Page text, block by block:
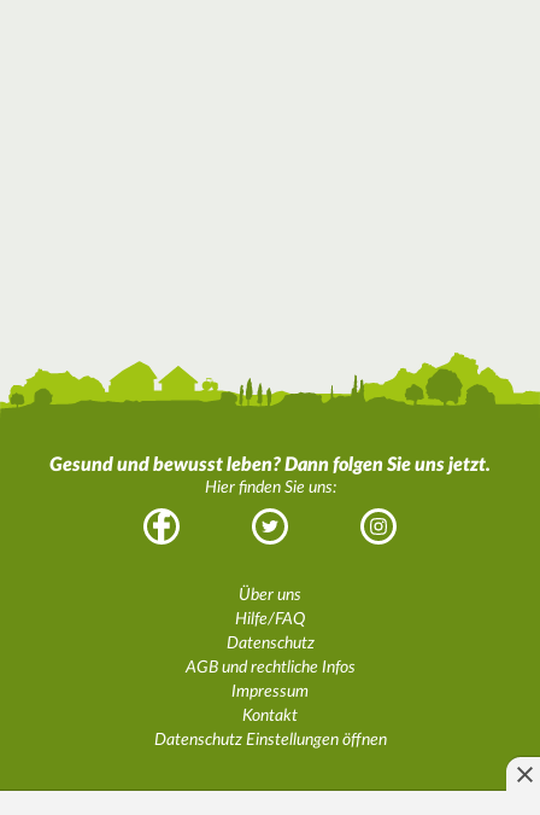
Gesund und bewusst leben? Dann folgen Sie uns jetzt.
Hier finden Sie uns:
Facebook Twitter Instagram
Über uns
Hilfe/FAQ
Datenschutz
AGB und rechtliche Infos
Impressum
Kontakt
Datenschutz Einstellungen öffnen